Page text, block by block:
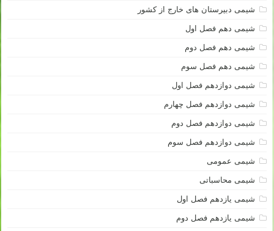
شیمی دبیرستان های خارج از کشور
شیمی دهم فصل اول
شیمی دهم فصل دوم
شیمی دهم فصل سوم
شیمی دوازدهم فصل اول
شیمی دوازدهم فصل چهارم
شیمی دوازدهم فصل دوم
شیمی دوازدهم فصل سوم
شیمی عمومی
شیمی محاسباتی
شیمی یازدهم فصل اول
شیمی یازدهم فصل دوم